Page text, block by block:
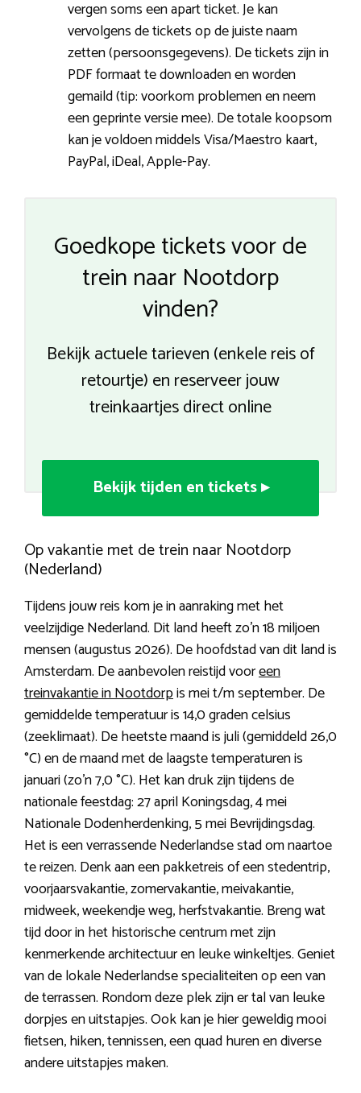
vergen soms een apart ticket. Je kan
vervolgens de tickets op de juiste naam
zetten (persoonsgegevens). De tickets zijn in
PDF formaat te downloaden en worden
gemaild (tip: voorkom problemen en neem
een geprinte versie mee). De totale koopsom
kan je voldoen middels Visa/Maestro kaart,
PayPal, iDeal, Apple-Pay.
Goedkope tickets voor de
trein naar Nootdorp
vinden?
Bekijk actuele tarieven (enkele reis of
retourtje) en reserveer jouw
treinkaartjes direct online
Bekijk tijden en tickets ▸
Op vakantie met de trein naar Nootdorp
(Nederland)
Tijdens jouw reis kom je in aanraking met het
veelzijdige Nederland. Dit land heeft zo’n 18 miljoen
mensen (augustus 2026). De hoofdstad van dit land is
Amsterdam. De aanbevolen reistijd vooreen
treinvakantie in Nootdorpis mei t/m september. De
gemiddelde temperatuur is 14,0 graden celsius
(zeeklimaat). De heetste maand is juli (gemiddeld 26,0
°C) en de maand met de laagste temperaturen is
januari (zo’n 7,0 °C). Het kan druk zijn tijdens de
nationale feestdag: 27 april Koningsdag, 4 mei
Nationale Dodenherdenking, 5 mei Bevrijdingsdag.
Het is een verrassende Nederlandse stad om naartoe
te reizen. Denk aan een pakketreis of een stedentrip,
voorjaarsvakantie, zomervakantie, meivakantie,
midweek, weekendje weg, herfstvakantie. Breng wat
tijd door in het historische centrum met zijn
kenmerkende architectuur en leuke winkeltjes. Geniet
van de lokale Nederlandse specialiteiten op een van
de terrassen. Rondom deze plek zijn er tal van leuke
dorpjes en uitstapjes. Ook kan je hier geweldig mooi
fietsen, hiken, tennissen, een quad huren en diverse
andere uitstapjes maken.